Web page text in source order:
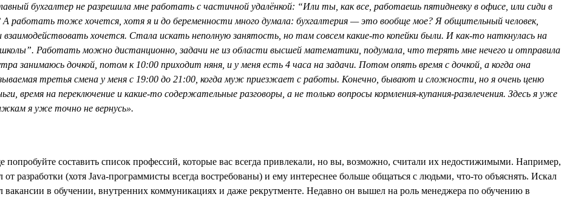
бухгалтер не разрешила мне работать с частичной удалёнкой: “Или ты, как все, работаешь пятидневку в офисе, или сиди в
А работать тоже хочется, хотя я и до беременности много думала: бухгалтерия — это вообще мое? Я общительный человек,
взаимодействовать хочется. Стала искать неполную занятость, но там совсем какие-то копейки были. И как-то наткнулась на
Работать можно дистанционно, задачи не из области высшей математики, подумала, что терять мне нечего и отправила
занимаюсь дочкой, потом к 10:00 приходит няня, и у меня есть 4 часа на задачи. Потом опять время с дочкой, а когда она
третья смена у меня с 19:00 до 21:00, когда муж приезжает с работы. Конечно, бывают и сложности, но я очень ценю
время на переключение и какие-то содержательные разговоры, а не только вопросы кормления-купания-развлечения. Здесь я уже
я уже точно не вернусь».
составить список профессий, которые вас всегда привлекали, но вы, возможно, считали их недостижимыми. Например,
разработки (хотя Java-программисты всегда востребованы) и ему интереснее больше общаться с людьми, что-то объяснять. Искал
в обучении, внутренних коммуникациях и даже рекрутменте. Недавно он вышел на роль менеджера по обучению в